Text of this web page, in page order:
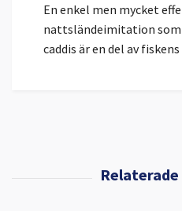
En enkel men mycket
nattsländeimitation som
caddis är en del av